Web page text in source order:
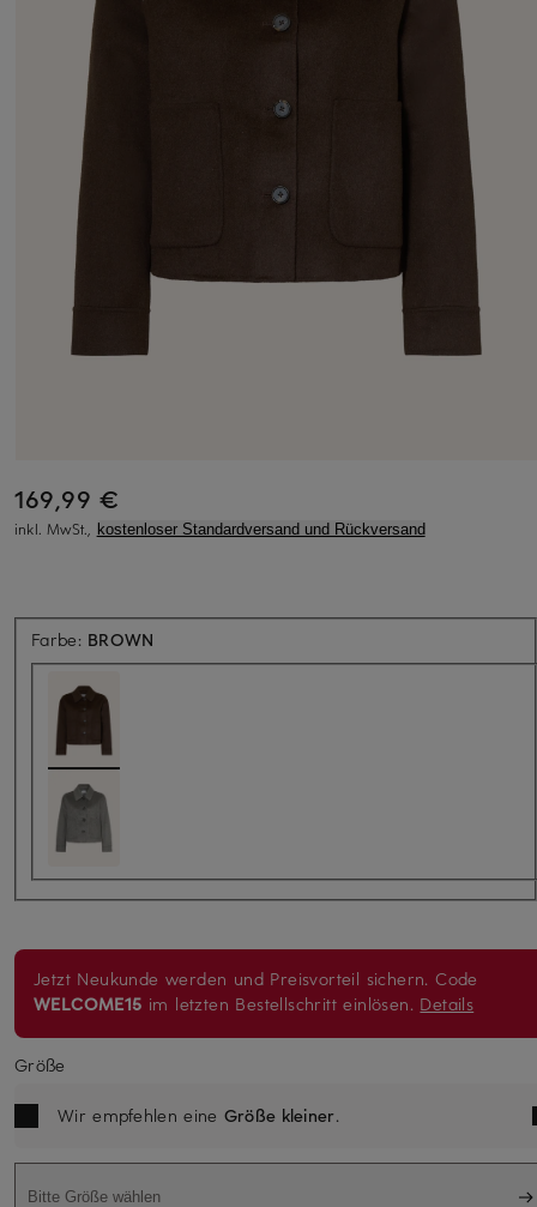
169,99 €
inkl. MwSt., kostenloser Standardversand und Rückversand
Farbe: BROWN
Jetzt Neukunde werden und Preisvorteil sichern. Code
WELCOME15 im letzten Bestellschritt einlösen. Details
Größe
Wir empfehlen eine Größe kleiner.
Bitte Größe wählen